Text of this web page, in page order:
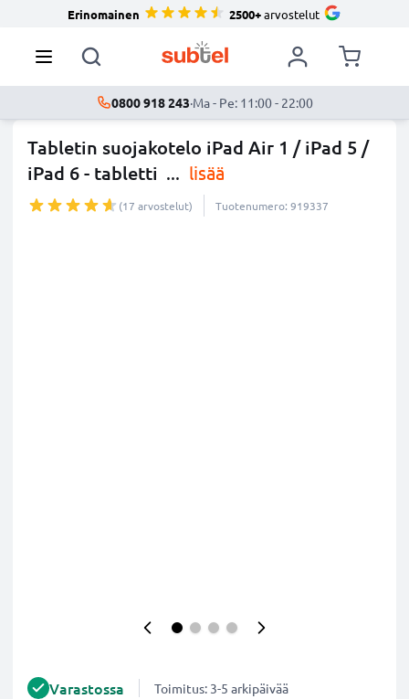
Erinomainen 2500+arvostelut
0800 918 243·Ma - Pe: 11:00 - 22:00
Tabletin suojakotelo iPad Air 1 / iPad 5 /
iPad 6 - tabletti ... lisää
(17 arvostelut) Tuotenumero: 919337
Varastossa Toimitus: 3-5 arkipäivää